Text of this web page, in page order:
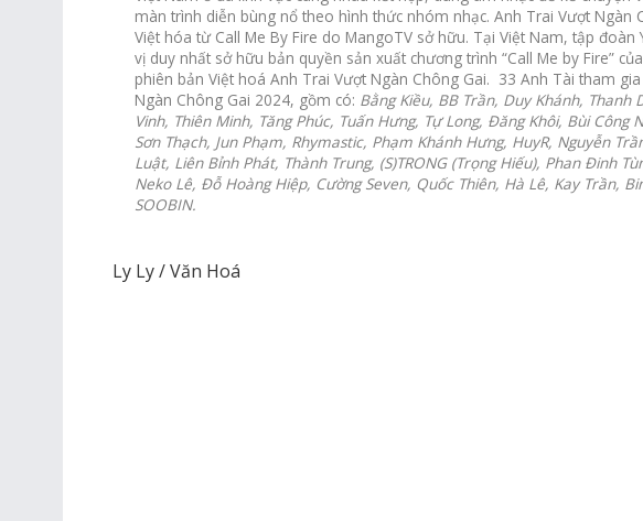
màn trình diễn bùng nổ theo hình thức nhóm nhạc. Anh Trai Vượt Ngàn
Việt hóa từ Call Me By Fire do MangoTV sở hữu. Tại Việt Nam, tập đoàn
vị duy nhất sở hữu bản quyền sản xuất chương trình “Call Me by Fire”
phiên bản Việt hoá Anh Trai Vượt Ngàn Chông Gai. 33 Anh Tài tham
Ngàn Chông Gai 2024, gồm có: Bằng Kiều, BB Trần, Duy Khánh, Thanh
Vinh, Thiên Minh, Tăng Phúc, Tuấn Hưng, Tự Long, Đăng Khôi, Bùi Công
Sơn Thạch, Jun Phạm, Rhymastic, Phạm Khánh Hưng, HuyR, Nguyễn
Luật, Liên Bỉnh Phát, Thành Trung, (S)TRONG (Trọng Hiếu), Phan Đinh
Neko Lê, Đỗ Hoàng Hiệp, Cường Seven, Quốc Thiên, Hà Lê, Kay Trần,
SOOBIN.
Ly Ly / Văn Hoá